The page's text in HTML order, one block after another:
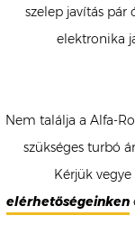
szelep javítás pár
elektronika
Nem találja a Alfa-
szükséges turbó
Kérjük
elérhetőségeinken